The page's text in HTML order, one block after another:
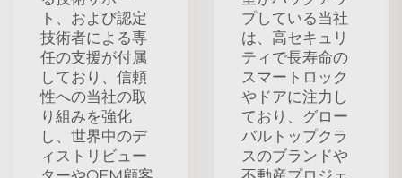
ト、および認定
技術者による専
任の支援が付属
しており、信頼
性への当社の取
り組みを強化
し、世界中のデ
ィストリビュー
プしている当社
は、高セキュリ
ティで長寿命の
スマートロック
やドアに注力し
ており、グロー
バルトップクラ
スのブランドや